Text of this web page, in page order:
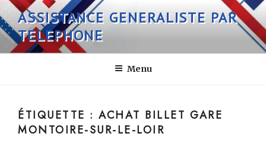
Aller
au
contenu
principal
ASSISTANCE GENERALISTE PAR
TELEPHONE
Menu
ÉTIQUETTE :ACHAT BILLET GARE
MONTOIRE-SUR-LE-LOIR